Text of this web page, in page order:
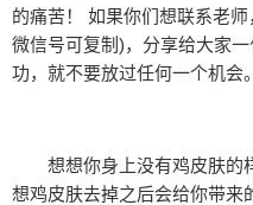
的痛苦！ 如果你们想联系老
微信号可复制)，分享给大家
功，就不要放过任何一个机会。
想想你身上没有鸡皮肤的
想鸡皮肤去掉之后会给你带来